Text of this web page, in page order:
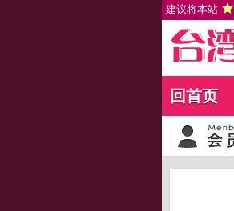
建议将本站
回首页